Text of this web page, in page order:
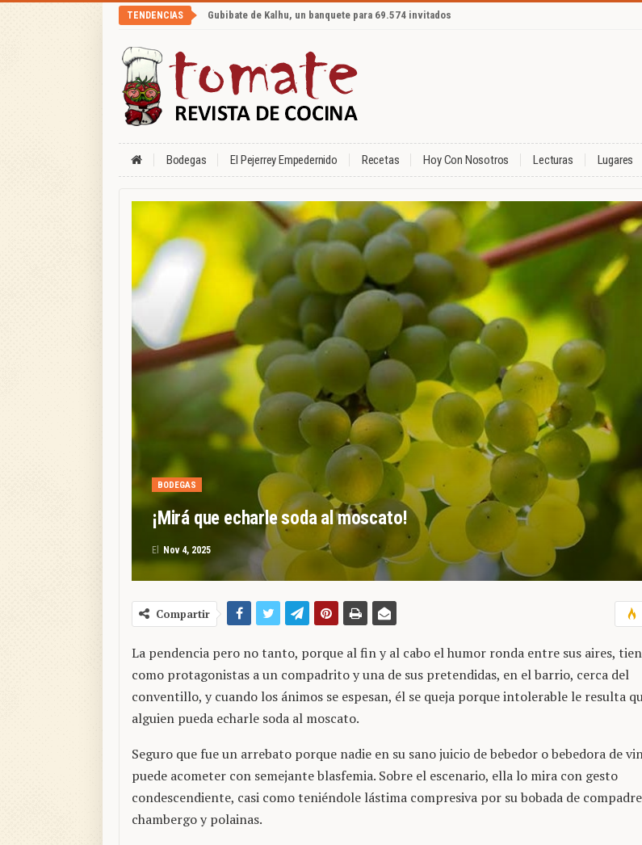
TENDENCIAS Gubibate de Kalhu, un banquete para 69.574 invitados
Bodegas El Pejerrey Empedernido Recetas Hoy Con Nosotros Lecturas Lugares
BODEGAS
¡Mirá que echarle soda al moscato!
El Nov 4, 2025
Compartir
La pendencia pero no tanto, porque al fin y al cabo el humor ronda entre sus aires,
como protagonistas a un compadrito y una de sus pretendidas, en el barrio, cerca del
conventillo, y cuando los ánimos se espesan, él se queja porque intolerable le resulta
alguien pueda echarle soda al moscato.
Seguro que fue un arrebato porque nadie en su sano juicio de bebedor o bebedora de
puede acometer con semejante blasfemia. Sobre el escenario, ella lo mira con gesto
condescendiente, casi como teniéndole lástima compresiva por su bobada de
chambergo y polainas.